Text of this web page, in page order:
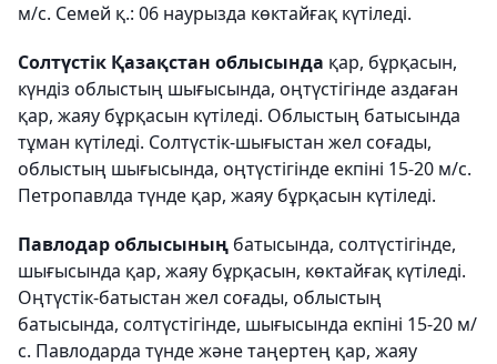
м/с. Семей қ.: 06 наурызда көктайғақ күтіледі.
Солтүстік Қазақстан облысында қар, бұрқасын,
күндіз облыстың шығысында, оңтүстігінде аздаған
қар, жаяу бұрқасын күтіледі. Облыстың батысында
тұман күтіледі. Солтүстік-шығыстан жел соғады,
облыстың шығысында, оңтүстігінде екпіні 15-20 м/с.
Петропавлда түнде қар, жаяу бұрқасын күтіледі.
Павлодар облысының батысында, солтүстігінде,
шығысында қар, жаяу бұрқасын, көктайғақ күтіледі.
Оңтүстік-батыстан жел соғады, облыстың
батысында, солтүстігінде, шығысында екпіні 15-20 м/
с. Павлодарда түнде және таңертең қар, жаяу